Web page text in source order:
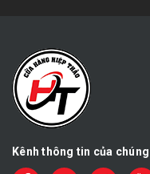
Kênh thông tin của